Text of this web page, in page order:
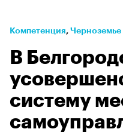
Компетенция⁠, Черноземье
В
систему